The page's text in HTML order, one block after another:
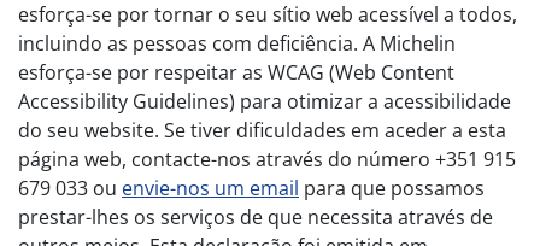
esforça-se por tornar o seu sítio web acessível a todos,
incluindo as pessoas com deficiência. A Michelin
esforça-se por respeitar as WCAG (Web Content
Accessibility Guidelines) para otimizar a acessibilidade
do seu website. Se tiver dificuldades em aceder a esta
página web, contacte-nos através do número +351 915
679 033 ou envie-nos um email para que possamos
prestar-lhes os serviços de que necessita através de